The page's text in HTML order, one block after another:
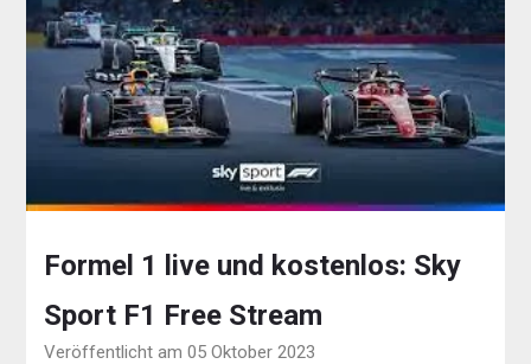
Formel 1 live und kostenlos: Sky
Sport F1 Free Stream
Veröffentlicht am 05 Oktober 2023